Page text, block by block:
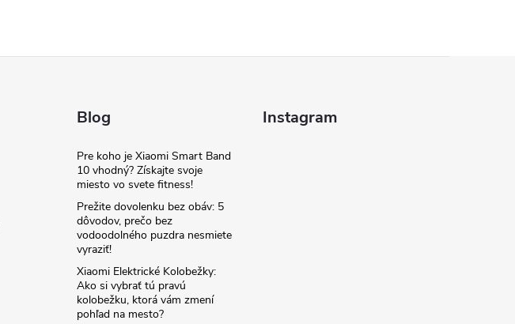
Blog
Pre koho je Xiaomi Smart Band
10 vhodný? Získajte svoje
miesto vo svete fitness!
Prežite dovolenku bez obáv: 5
dôvodov, prečo bez
vodoodolného puzdra nesmiete
vyraziť!
Xiaomi Elektrické Kolobežky:
Ako si vybrať tú pravú
kolobežku, ktorá vám zmení
pohľad na mesto?
Instagram